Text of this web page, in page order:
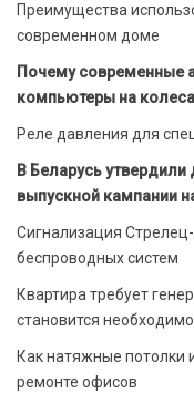
Преимущества
современном доме
Почему современные
компьютеры на
Реле давления для
В Беларусь
выпускной кампании
Сигнализация
беспроводных систем
Квартира требует
становится
Как натяжные потолки
ремонте офисов